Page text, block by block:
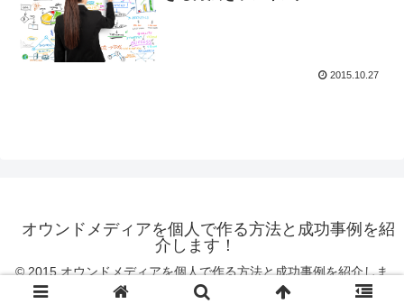
2015.10.27
オウンドメディアを個人で作る方法と成功事例を紹
介します！
© 2015 オウンドメディアを個人で作る方法と成功事例を紹介しま
す！.